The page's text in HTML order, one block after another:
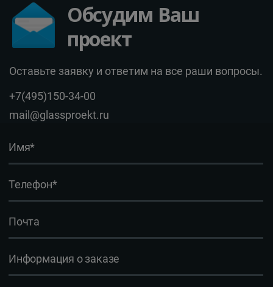
Обсудим Ваш
проект
Оставьте заявку и ответим на все раши вопросы.
+7(495)150-34-00
mail@glassproekt.ru